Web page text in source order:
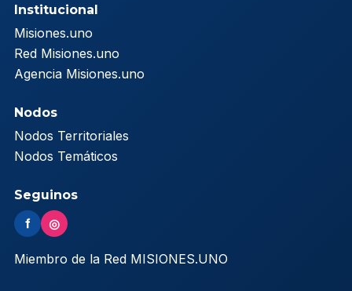
Institucional
Misiones.uno
Red Misiones.uno
Agencia Misiones.uno
Nodos
Nodos Territoriales
Nodos Temáticos
Seguinos
f ◎
Miembro de la Red MISIONES.UNO